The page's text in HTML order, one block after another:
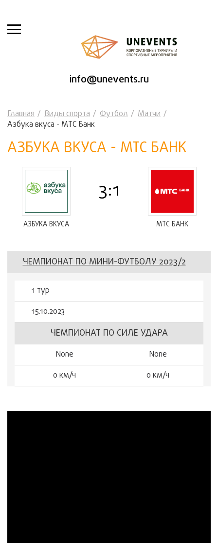
info@unevents.ru
Главная Виды спорта Футбол
Матчи
Азбука вкуса - МТС Банк
АЗБУКА ВКУСА - МТС БАНК
АЗБУКА ВКУСА
3:1
МТС БАНК
ЧЕМПИОНАТ ПО МИНИ-ФУТБОЛУ 2023/2
1 тур
15.10.2023
ЧЕМПИОНАТ ПО СИЛЕ УДАРА
None
None
0 км/ч
0 км/ч